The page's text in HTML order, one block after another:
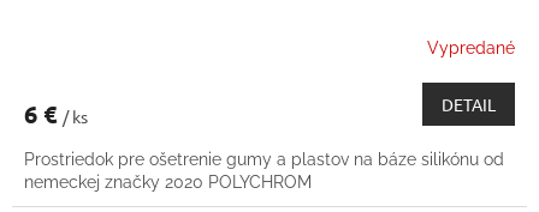
Vypredané
6 € / ks
DETAIL
Prostriedok pre ošetrenie gumy a plastov na báze silikónu od
nemeckej značky 2020 POLYCHROM